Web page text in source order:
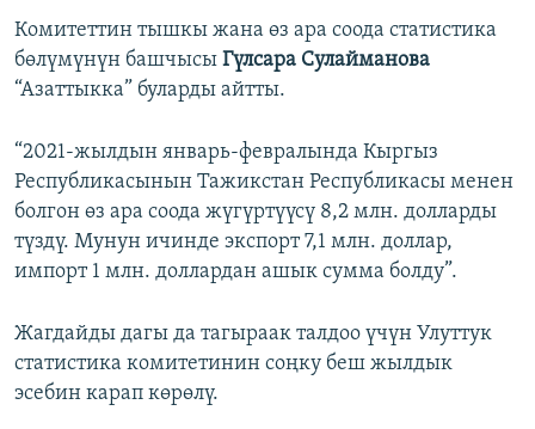
Комитеттин тышкы жана өз ара соода статистика
бөлүмүнүн башчысы Гүлсара Сулайманова
“Азаттыкка” буларды айтты.
“2021-жылдын январь-февралында Кыргыз
Республикасынын Тажикстан Республикасы менен
болгон өз ара соода жүгүртүүсү 8,2 млн. долларды
түздү. Мунун ичинде экспорт 7,1 млн. доллар,
импорт 1 млн. доллардан ашык сумма болду”.
Жагдайды дагы да тагыраак талдоо үчүн Улуттук
статистика комитетинин соңку беш жылдык
эсебин карап көрөлү.